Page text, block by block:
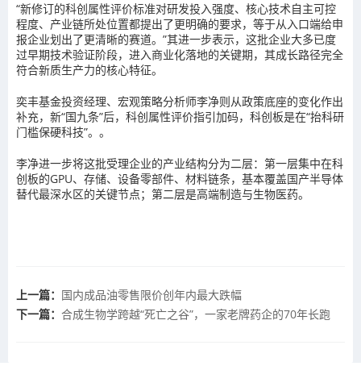
“新修订的科创属性评价标准对研发投入强度、核心技术自主可控
程度、产业链所处位置都提出了更明确的要求，等于从入口端给申
报企业划出了更清晰的赛道。”其进一步表示，这批企业大多已度
过早期技术验证阶段，进入商业化落地的关键期，其成长路径完全
符合新质生产力的核心特征。
奕丰基金投资经理、宏观策略分析师李净则从政策底座的变化作出
补充，新“国九条”后，科创属性评价指引加码，科创板是在“抬科研
门槛保硬科技”。。
李净进一步将这批受理企业的产业结构分为二层：第一层集中在科
创板的GPU、存储、设备零部件、材料链条，基本覆盖国产半导体
替代最深水区的关键节点；第二层是高端制造与生物医药。
上一篇： 国内成品油零售限价创年内最大跌幅
下一篇： 合成生物学跨越“死亡之谷”，一家老牌药企的70年长跑